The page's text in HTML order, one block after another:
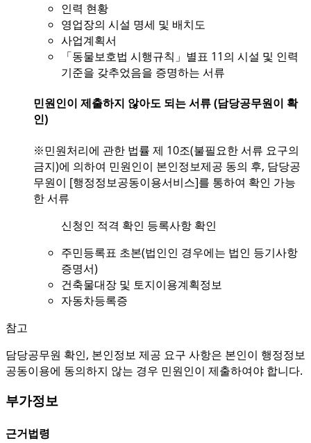
인력 현황
영업장의 시설 명세 및 배치도
사업계획서
「동물보호법 시행규칙」별표 11의 시설 및 인력
기준을 갖추었음을 증명하는 서류
민원인이 제출하지 않아도 되는 서류 (담당공무원이 확
인)
※민원처리에 관한 법률 제 10조(불필요한 서류 요구의
금지)에 의하여 민원인이 본인정보제공 동의 후, 담당공
무원이 [행정정보공동이용서비스]를 통하여 확인 가능
한 서류
신청인 적격 확인 등록사항 확인
주민등록표 초본(법인인 경우에는 법인 등기사항
증명서)
건축물대장 및 토지이용계획정보
자동차등록증
참고
담당공무원 확인, 본인정보 제공 요구 사항은 본인이 행정정보
공동이용에 동의하지 않는 경우 민원인이 제출하여야 합니다.
부가정보
근거법령